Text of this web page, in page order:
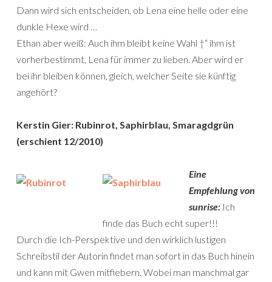
Dann wird sich entscheiden, ob Lena eine helle oder eine
dunkle Hexe wird …
Ethan aber weiß: Auch ihm bleibt keine Wahl †“ ihm ist
vorherbestimmt, Lena für immer zu lieben. Aber wird er
bei ihr bleiben können, gleich, welcher Seite sie künftig
angehört?
Kerstin Gier: Rubinrot, Saphirblau, Smaragdgrün
(erschient 12/2010)
Eine
Empfehlung von
sunrise: Ich
finde das Buch echt super!!!
Durch die Ich-Perspektive und den wirklich lustigen
Schreibstil der Autorin findet man sofort in das Buch hinein
und kann mit Gwen mitfiebern. Wobei man manchmal gar